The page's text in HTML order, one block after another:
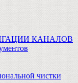
КАНАЛОВ
чистки